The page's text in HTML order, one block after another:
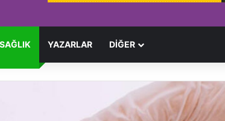
SAĞLIK YAZARLAR DİĞER